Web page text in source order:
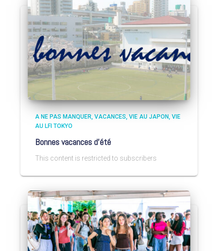
A NE PAS MANQUER VACANCES VIE AU JAPON VIE
AU LFI TOKYO
Bonnes vacances d’été
This content is restricted to subscribers